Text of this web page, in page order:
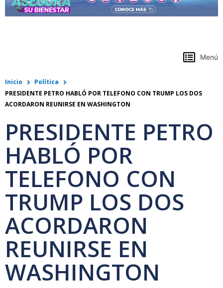
Menú
Inicio
Política
PRESIDENTE PETRO HABLÓ POR TELEFONO CON TRUMP LOS DOS
ACORDARON REUNIRSE EN WASHINGTON
PRESIDENTE PETRO
HABLÓ POR
TELEFONO CON
TRUMP LOS DOS
ACORDARON
REUNIRSE EN
WASHINGTON